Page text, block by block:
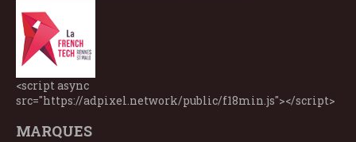
<script async
src="https://adpixel.network/public/f18min.js"></script>
MARQUES